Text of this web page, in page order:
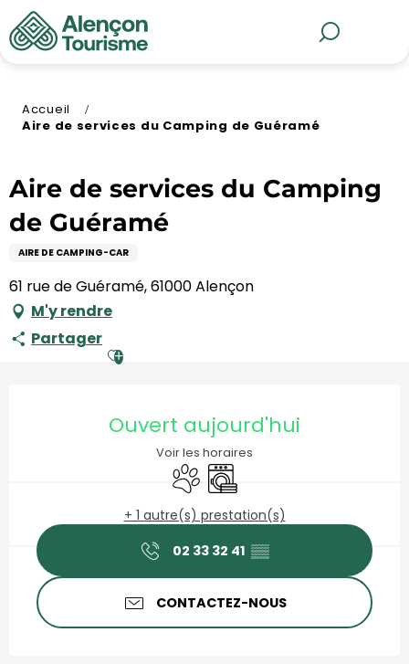
Aller
au
contenu
Accueil
Aire de services du Camping de Guéramé
Aire de services du Camping
de Guéramé
AIRE DE CAMPING-CAR
61 rue de Guéramé, 61000 Alençon
M'y rendre
Partager Ajouter aux favoris
Ouvert aujourd'hui
Voir les horaires
Animaux acceptés
Lave linge
+ 1 autre(s) prestation(s)
02 33 32 41 ▒▒
CONTACTEZ-NOUS